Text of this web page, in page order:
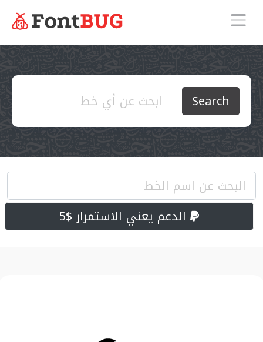
Search
الدعم يعني الاستمرار $5